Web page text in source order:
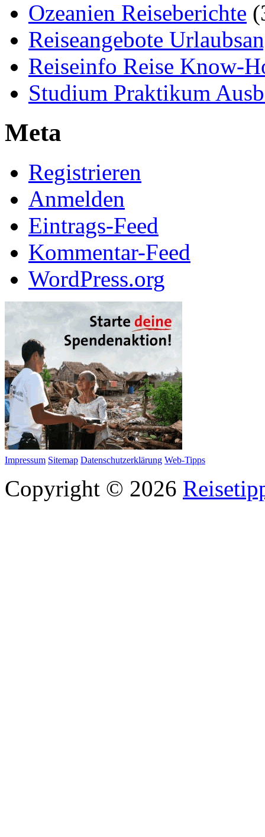
Ozeanien Reiseberichte
Reiseangebote
Reiseinfo Reise Know-
Studium Praktikum
Meta
Registrieren
Anmelden
Eintrags-Feed
Kommentar-Feed
WordPress.org
Impressum Sitemap Datenschutzerklärung Web-Tipps
Copyright © 2026